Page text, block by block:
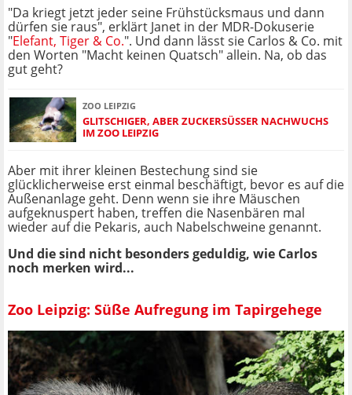
"Da kriegt jetzt jeder seine Frühstücksmaus und dann
dürfen sie raus", erklärt Janet in der MDR-Dokuserie
"Elefant, Tiger & Co.". Und dann lässt sie Carlos & Co. mit
den Worten "Macht keinen Quatsch" allein. Na, ob das
gut geht?
ZOO LEIPZIG
GLITSCHIGER, ABER ZUCKERSÜSSER NACHWUCHS I
M ZOO LEIPZIG
Aber mit ihrer kleinen Bestechung sind sie
glücklicherweise erst einmal beschäftigt, bevor es auf die
Außenanlage geht. Denn wenn sie ihre Mäuschen
aufgeknuspert haben, treffen die Nasenbären mal
wieder auf die Pekaris, auch Nabelschweine genannt.
Und die sind nicht besonders geduldig, wie Carlos
noch merken wird...
Zoo Leipzig: Süße Aufregung im Tapirgehege